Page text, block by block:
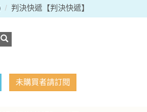
判決快遞【判決快遞】
未購買者請訂閱